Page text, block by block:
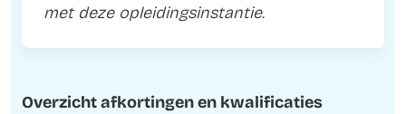
met deze opleidingsinstantie.
Overzicht afkortingen en kwalificaties